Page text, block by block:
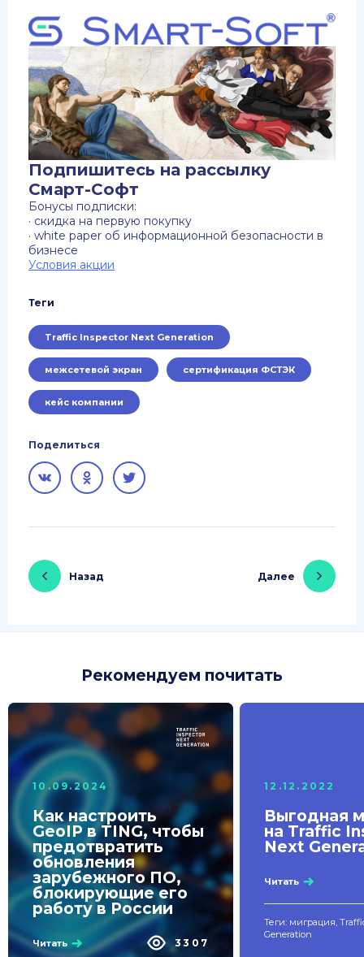
Подпишитесь на рассылку
Смарт-Софт
Бонусы подписки:
· скидка на первую покупку
· white paper об информационной безопасности в
бизнесе
Условия акции
Теги
Traffic Inspector Next Generation
межсетевой экран сертификация ФСТЭК
кейс компании
Поделиться
Назад Далее
Рекомендуем почитать
10.09.2024
Как настроить
GeoIP в TING, чтобы
предотвратить
обновления
зарубежного ПО,
блокирующие его
работу в России
Читать 3307
12.12.2022
Выгодная
на Traffic
Next
Читать
Теги: миграция,
Generation